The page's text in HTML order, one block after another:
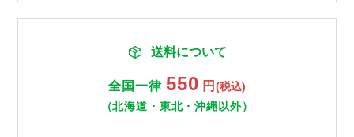
送料について
全国一律 550 円 (税込)
（北海道・東北・沖縄以外）